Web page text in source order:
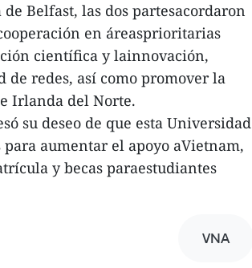
Belfast, las dos partesacordaron
en áreasprioritarias
científica y lainnovación,
redes, así como promover la
Irlanda del Norte.
su deseo de que esta Universidad
aumentar el apoyo aVietnam,
y becas paraestudiantes
VNA